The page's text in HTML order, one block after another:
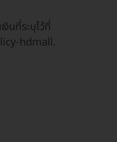
นที่ระบุไว้ที่
hdmall.